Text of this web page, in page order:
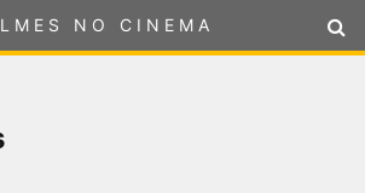
NO CINEMA
CINEMA